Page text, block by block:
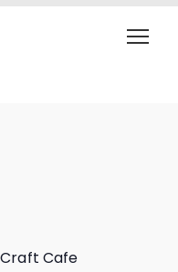
Cafe